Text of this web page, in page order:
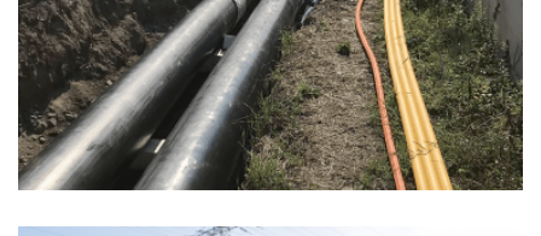
SCOPRI DI PIU